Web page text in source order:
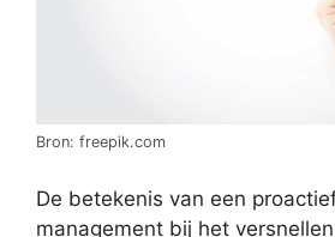
Bron: freepik.com
De betekenis van een
management bij het